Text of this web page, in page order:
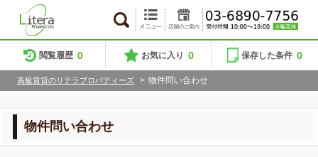
閲覧履歴 0 お気に入り 0 保存した条件 0
高級賃貸のリテラプロパティーズ > 物件問い合わせ
物件問い合わせ